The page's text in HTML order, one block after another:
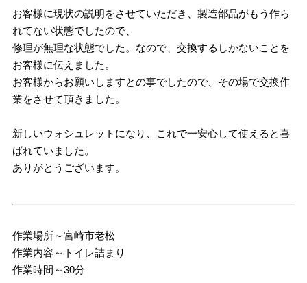
お客様に現状の説明をさせていただき、製造部品がもう作ら
れてない状態でしたので、
修理が無理な状態でした。なので、交換するしかないことを
お客様に伝えました。
お客様からお願いしますとの事でしたので、その場で交換作
業をさせて頂きました。
新しいウォシュレットになり、これで一安心して使えると喜
ばれていました。
ありがとうございます。
作業場所～宮崎市老松
作業内容～トイレ詰まり
作業時間～30分